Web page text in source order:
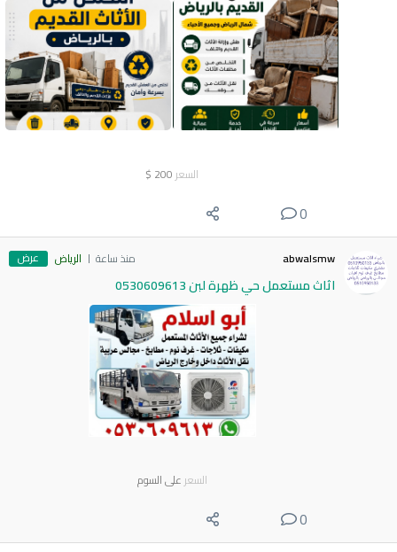
السعر 200
$
0
abwalsmw منذ ساعة الرياض عرض
اثاث مستعمل حي ظهرة لبن 0530609613
السعر على السوم
0